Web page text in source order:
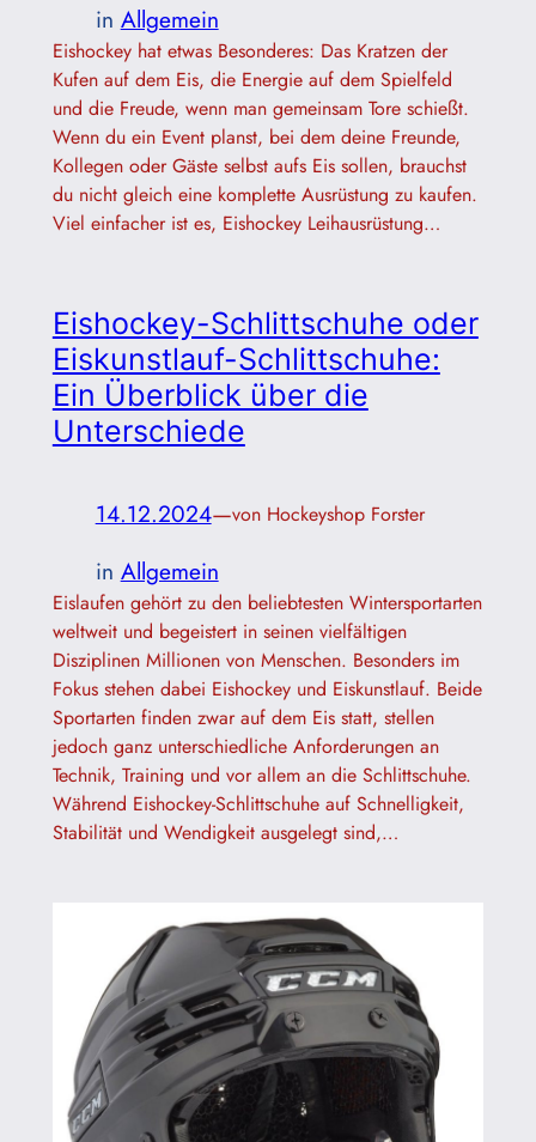
in Allgemein
Eishockey hat etwas Besonderes: Das Kratzen der
Kufen auf dem Eis, die Energie auf dem Spielfeld
und die Freude, wenn man gemeinsam Tore schießt.
Wenn du ein Event planst, bei dem deine Freunde,
Kollegen oder Gäste selbst aufs Eis sollen, brauchst
du nicht gleich eine komplette Ausrüstung zu kaufen.
Viel einfacher ist es, Eishockey Leihausrüstung…
Eishockey-Schlittschuhe oder
Eiskunstlauf-Schlittschuhe:
Ein Überblick über die
Unterschiede
14.12.2024—von Hockeyshop Forster
in Allgemein
Eislaufen gehört zu den beliebtesten Wintersportarten
weltweit und begeistert in seinen vielfältigen
Disziplinen Millionen von Menschen. Besonders im
Fokus stehen dabei Eishockey und Eiskunstlauf. Beide
Sportarten finden zwar auf dem Eis statt, stellen
jedoch ganz unterschiedliche Anforderungen an
Technik, Training und vor allem an die Schlittschuhe.
Während Eishockey-Schlittschuhe auf Schnelligkeit,
Stabilität und Wendigkeit ausgelegt sind,…